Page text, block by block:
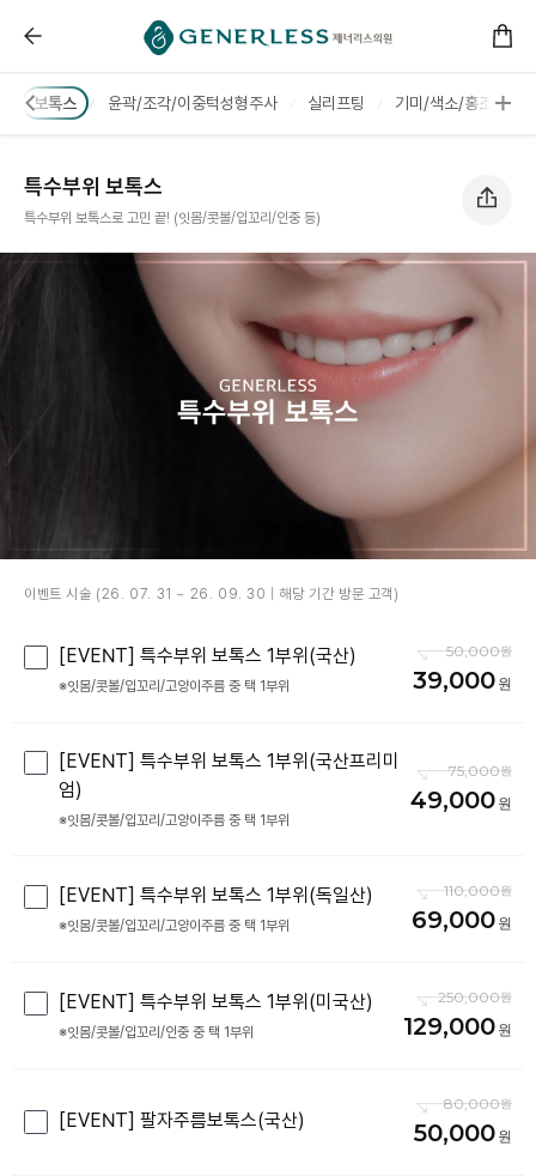
특수부위 보톡스 :: 연신내피부과
보톡스 윤곽/조각/이중턱성형주사 실리프팅 기미/색소/홍조
특수부위 보톡스
특수부위 보톡스로 고민 끝! (잇몸/콧볼/입꼬리/인중 등)
이벤트 시술 (26. 07. 31 ~ 26. 09. 30 | 해당 기간 방문 고객)
[EVENT] 특수부위 보톡스 1부위(국산)
※잇몸/콧볼/입꼬리/고양이주름 중 택 1부위
50,000
39,000
[EVENT] 특수부위 보톡스 1부위(국산프리미
엄)
※잇몸/콧볼/입꼬리/고양이주름 중 택 1부위
75,000
49,000
[EVENT] 특수부위 보톡스 1부위(독일산)
※잇몸/콧볼/입꼬리/고양이주름 중 택 1부위
110,000
69,000
[EVENT] 특수부위 보톡스 1부위(미국산)
※잇몸/콧볼/입꼬리/인중 중 택 1부위
250,000
129,000
[EVENT] 팔자주름보톡스(국산)
80,000
50,000